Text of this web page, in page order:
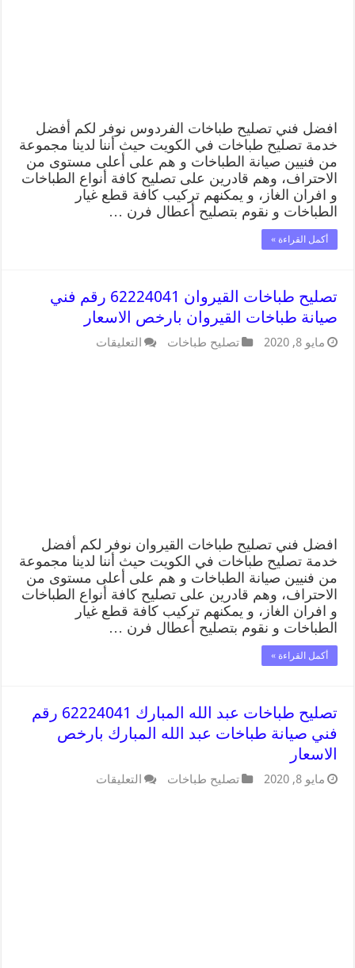
افضل فني تصليح طباخات الفردوس نوفر لكم أفضل
خدمة تصليح طباخات في الكويت حيث أننا لدينا مجموعة
من فنيين صيانة الطباخات و هم على أعلى مستوى من
الاحتراف، وهم قادرين على تصليح كافة أنواع الطباخات
و افران الغاز، و يمكنهم تركيب كافة قطع غيار
الطباخات و نقوم بتصليح أعطال فرن …
أكمل القراءة »
تصليح طباخات القيروان 62224041 رقم فني
صيانة طباخات القيروان بارخص الاسعار
مايو 8, 2020 تصليح طباخات التعليقات
افضل فني تصليح طباخات القيروان نوفر لكم أفضل
خدمة تصليح طباخات في الكويت حيث أننا لدينا مجموعة
من فنيين صيانة الطباخات و هم على أعلى مستوى من
الاحتراف، وهم قادرين على تصليح كافة أنواع الطباخات
و افران الغاز، و يمكنهم تركيب كافة قطع غيار
الطباخات و نقوم بتصليح أعطال فرن …
أكمل القراءة »
تصليح طباخات عبد الله المبارك 62224041 رقم
فني صيانة طباخات عبد الله المبارك بارخص
الاسعار
مايو 8, 2020 تصليح طباخات التعليقات